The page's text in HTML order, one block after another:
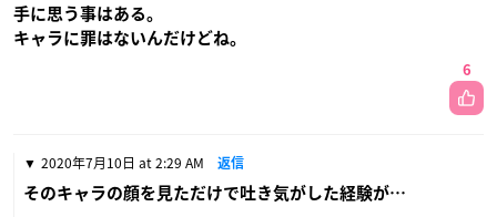
手に思う事はある。
キャラに罪はないんだけどね。
6
2020年7月10日 at 2:29 AM 返信
そのキャラの顔を見ただけで吐き気がした経験が…